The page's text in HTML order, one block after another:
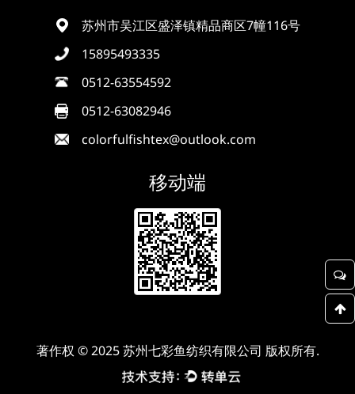
苏州市吴江区盛泽镇精品商区7幢116号
15895493335
0512-63554592
0512-63082946
colorfulfishtex@outlook.com
移动端
著作权 © 2025 苏州七彩鱼纺织有限公司 版权所有.